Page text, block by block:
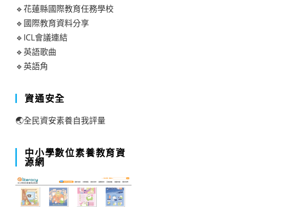
🔹花蓮縣國際教育任務學校
🔹國際教育資料分享
🔹ICL會議連結
🔹英語歌曲
🔹英語角
資通安全
🌏全民資安素養自我評量
中小學數位素養教育資
源網